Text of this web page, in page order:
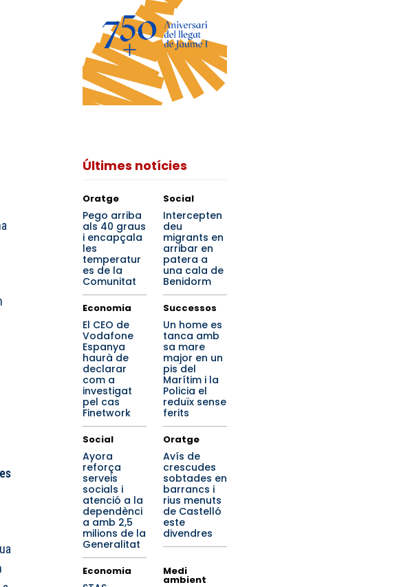
Últimes notícies
Oratge
Pego arriba
als 40 graus
i encapçala
les
temperatur
es de la
Comunitat
Social
Intercepten
deu
migrants en
arribar en
patera a
una cala de
Benidorm
Economia
El CEO de
Vodafone
Espanya
haurà de
declarar
com a
investigat
pel cas
Finetwork
Successos
Un home es
tanca amb
sa mare
major en un
pis del
Marítim i la
Policia el
reduïx sense
ferits
Social
Ayora
reforça
serveis
socials i
atenció a la
dependènci
a amb 2,5
milions de la
Generalitat
Oratge
Avís de
crescudes
sobtades en
barrancs i
rius menuts
de Castelló
este
divendres
Economia Medi
ambient